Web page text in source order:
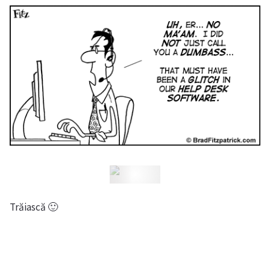
Trăiască 🙂